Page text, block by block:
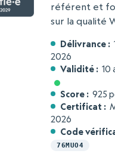
référent et
sur la qualité
Délivrance
2026
Validité
10
Score
925
Certificat
2026
Code
76MUO4